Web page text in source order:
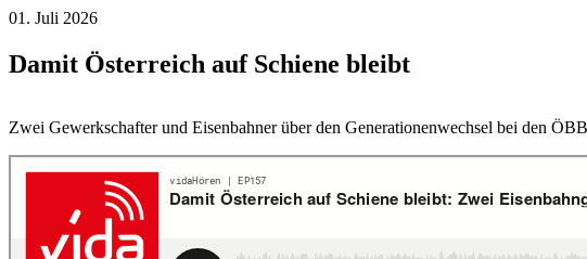
01. Juli 2026
Damit Österreich auf Schiene bleibt
Zwei Gewerkschafter und Eisenbahner über den Generationenwechsel bei den